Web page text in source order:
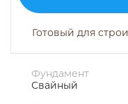
Готовый для
Фундамент
Свайный